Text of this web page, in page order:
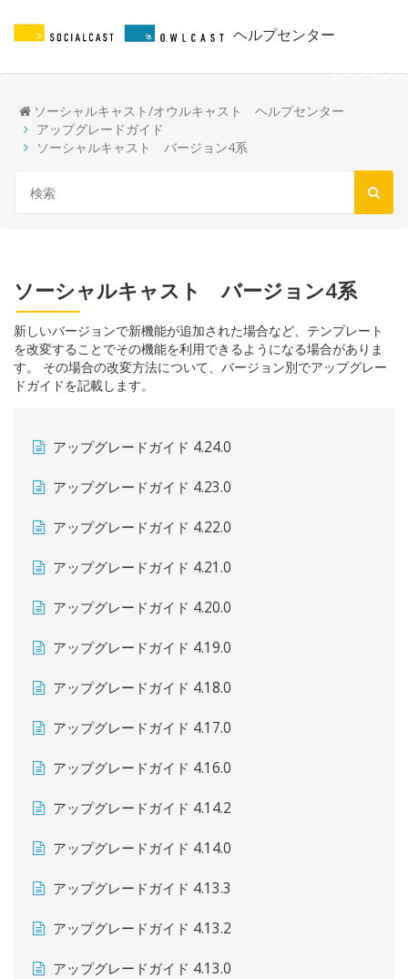
ヘルプセンター
サインイン
ソーシャルキャスト/オウルキャスト ヘルプセンター
アップグレードガイド
ソーシャルキャスト バージョン4系
ソーシャルキャスト バージョン4系
新しいバージョンで新機能が追加された場合など、テンプレート
を改変することでその機能を利用できるようになる場合がありま
す。 その場合の改変方法について、バージョン別でアップグレー
ドガイドを記載します。
アップグレードガイド 4.24.0
アップグレードガイド 4.23.0
アップグレードガイド 4.22.0
アップグレードガイド 4.21.0
アップグレードガイド 4.20.0
アップグレードガイド 4.19.0
アップグレードガイド 4.18.0
アップグレードガイド 4.17.0
アップグレードガイド 4.16.0
アップグレードガイド 4.14.2
アップグレードガイド 4.14.0
アップグレードガイド 4.13.3
アップグレードガイド 4.13.2
アップグレードガイド 4.13.0